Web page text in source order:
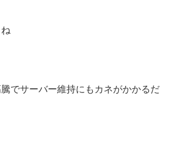
でサーバー維持にもカネがかかるだ